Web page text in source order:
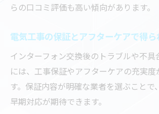
らの口コミ評価も高い傾向があります。
電気工事の保証とアフターケアで得
インターフォン交換後のトラブルや不具
には、工事保証やアフターケアの充実度
す。保証内容が明確な業者を選ぶことで
早期対応が期待できます。